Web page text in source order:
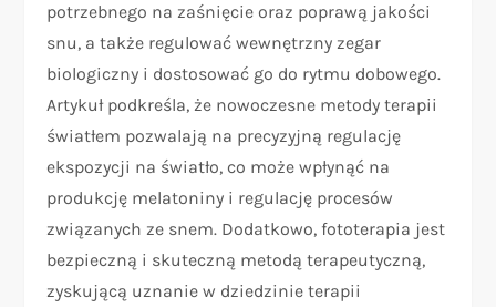
potrzebnego na zaśnięcie oraz poprawą jakości
snu, a także regulować wewnętrzny zegar
biologiczny i dostosować go do rytmu dobowego.
Artykuł podkreśla, że nowoczesne metody terapii
światłem pozwalają na precyzyjną regulację
ekspozycji na światło, co może wpłynąć na
produkcję melatoniny i regulację procesów
związanych ze snem. Dodatkowo, fototerapia jest
bezpieczną i skuteczną metodą terapeutyczną,
zyskującą uznanie w dziedzinie terapii